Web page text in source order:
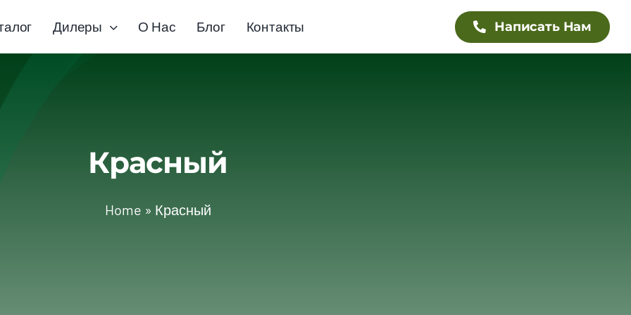
Дилеры О Нас Блог Контакты Написать Нам
Красный
Home » Красный